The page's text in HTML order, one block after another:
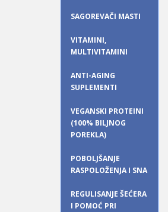
SAGOREVAČI MASTI
VITAMINI,
MULTIVITAMINI
ANTI-AGING
SUPLEMENTI
VEGANSKI PROTEINI
(100% BILJNOG
POREKLA)
POBOLJŠANJE
RASPOLOŽENJA I SNA
REGULISANJE ŠEĆERA
I POMOĆ PRI